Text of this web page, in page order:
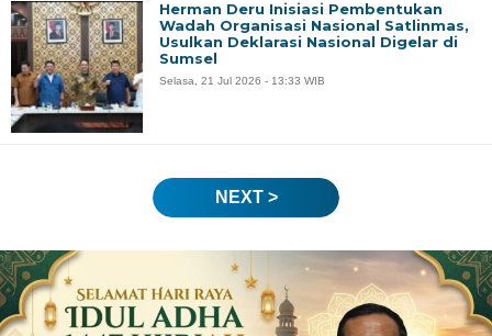
Herman Deru Inisiasi Pembentukan
Wadah Organisasi Nasional Satlinmas,
Usulkan Deklarasi Nasional Digelar di
Sumsel
Selasa, 21 Jul 2026 - 13:33 WIB
NEXT >